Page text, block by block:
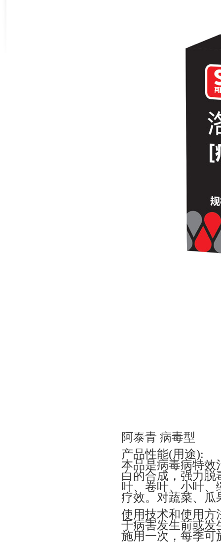
阿泰青 病毒型
产品性能(用途):
本品是病毒病特效
白的合成，强力脱
叶、卷叶、小叶、
疗效。对蔬菜、瓜
使用技术和使用方
于病害发生前或发
施用一次，每季可